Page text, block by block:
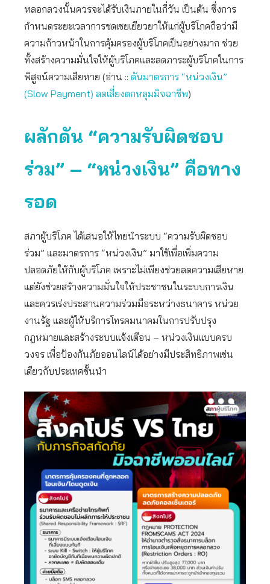
หลอกลวงนั้นควรจะได้รับเงินภายในกี่วัน เป็นต้น ซึ่งการ
กำหนดระยะเวลาการชดเชยเยียวยาให้แก่ผู้บริโภคถือว่ามี
ความก้าวหน้าในการคุ้มครองผู้บริโภคเป็นอย่างมาก ช่วย
ทั้งสร้างความมั่นใจให้ผู้บริโภคและลดภาระผู้บริโภคในการ
พิสูจน์ความเสียหาย (อ่าน :: ดันมาตรการ “หน่วงเงิน”
(Slow Payment) ลดเสี่ยงตกหลุมมิจฉาชีพ)
ผลักดัน “ความรับผิดชอบ
ร่วม” – “หน่วงเงิน” คือทาง
รอด
สภาผู้บริโภค ได้เสนอให้ไทยนำระบบ “ความรับผิดชอบ
ร่วม” และมาตรการ “หน่วงเงิน” มาใช้เพื่อเพิ่มความ
ปลอดภัยให้กับผู้บริโภค เพราะไม่เพียงช่วยลดความเสียหาย
แต่ยังช่วยสร้างความมั่นใจให้ประชาชนในระบบการเงิน
และควรเร่งประสานความร่วมมือระหว่างธนาคาร หน่วย
งานรัฐ และผู้ให้บริการโทรคมนาคมในการปรับปรุง
กฎหมายและสร้างระบบแจ้งเตือน – หน่วงเงินแบบครบ
วงจร เพื่อป้องกันภัยออนไลน์ได้อย่างมีประสิทธิภาพเช่น
เดียวกับประเทศชั้นนำ